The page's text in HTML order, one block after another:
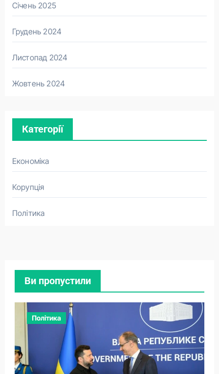
Січень 2025
Грудень 2024
Листопад 2024
Жовтень 2024
Категорії
Економіка
Корупція
Політика
Ви пропустили
Політика